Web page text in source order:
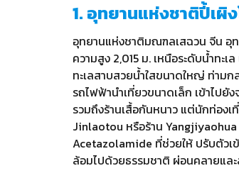
1. อุทยานแห่งชาติปี้เ
อุทยานแห่งชาติมณฑลเสฉวน จีน อุท
ความสูง 2,015 ม. เหนือระดับน้ำทะ
ทะเลสาบสวยน้ำใสขนาดใหญ่ ท่าม
รถไฟฟ้านำเที่ยวขนาดเล็ก เข้าไปยั
รวมถึงร้านเสื้อกันหนาว แต่นักท่อง
Jinlaotou หรือร้าน
Acetazolamide ที่ช่วยให้ ปรับตัวเ
ล้อมไปด้วยธรรมชาติ ผ่อนคลายแล